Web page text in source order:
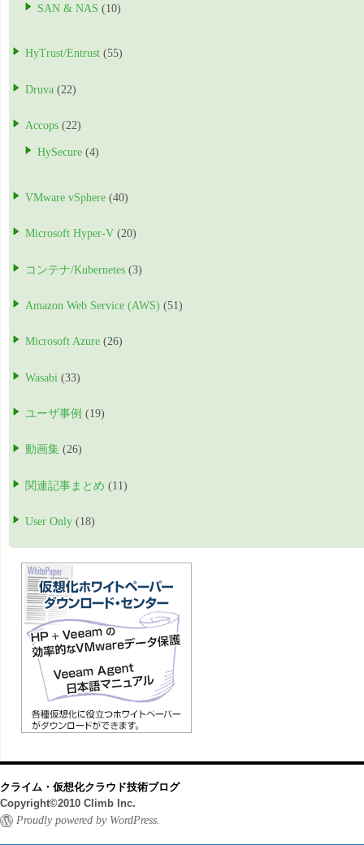
SAN & NAS (10)
HyTrust/Entrust (55)
Druva (22)
Accops (22)
HySecure (4)
VMware vSphere (40)
Microsoft Hyper-V (20)
コンテナ/Kubernetes (3)
Amazon Web Service (AWS) (51)
Microsoft Azure (26)
Wasabi (33)
ユーザ事例 (19)
動画集 (26)
関連記事まとめ (11)
User Only (18)
クライム・仮想化クラウド技術ブログ
Copyright©2010 Climb Inc.
Proudly powered by WordPress.